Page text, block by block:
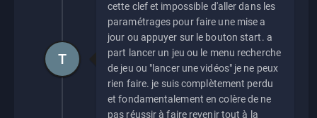
cette clef et impossible d'aller dans les
paramétrages pour faire une mise a
jour ou appuyer sur le bouton start. a
part lancer un jeu ou le menu recherche
de jeu ou "lancer une vidéos" je ne peux
rien faire. je suis complètement perdu
et fondamentalement en colère de ne
pas réussir à faire revenir tout à la
T